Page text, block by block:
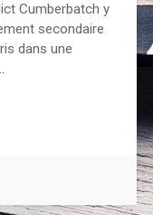
Cumberbatch y
secondaire
dans une